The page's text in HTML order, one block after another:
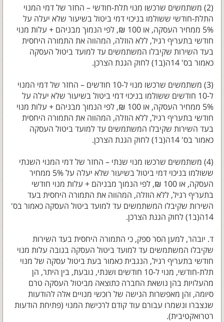
(2) משתמשים שרכשו מנוי תלת-חודשי – החזר של דמי המנוי
התלת-חודשי ששולמו בניכוי דמי ביטול בשיעור שלא יעלה על
5% ממחיר העסקה, או 100 ₪, לפי הנמוך מבניהם + עלות מנוי
חודשי בתעריף רגיל, ללא הוזלה, המהווה את התמורה היחסית
בעד השירות שקיבלו המשתמשים עד למועד ביטול העסקה
כאמור בס' 14ה(ב1) לחוק הגנת הצרכן.
(3) משתמשים שרכשו מנוי ל-10 חודשים – החזר של דמי המנוי
ל-10 חודשים ששולמו בניכוי דמי ביטול בשיעור שלא יעלה על
5% ממחיר העסקה, או 100 ₪, לפי הנמוך מבניהם + עלות מנוי
חודשי בתעריף רגיל, ללא הוזלה, המהווה את התמורה היחסית
בעד השירות שקיבלו המשתמשים עד למועד ביטול העסקה
כאמור בס' 14ה(ב1) לחוק הגנת הצרכן.
(4) משתמשים שרכשו מנוי שנתי – החזר של דמי המנוי השנתי
ששולמו בניכוי דמי ביטול בשיעור שלא יעלה על 5% ממחיר
העסקה, או 100 ₪, לפי הנמוך מבניהם + עלות מנוי חודשי
בתעריף רגיל, ללא הוזלה, המהווה את התמורה היחסית בעד
השירות שקיבלו המשתמשים עד למועד ביטול העסקה כאמור בס'
14ה(ב1) לחוק הגנת הצרכן.
ד. יובהר, למען הסר ספק, כי התמורה היחסית בעד השירות
שקיבלו המשתמשים עד למועד ביטול העסקה בגובה עלות מנוי
חודשי בתעריף רגיל, הנגבית כאמור בעת ביטול עסקה של מנוי
תלת-חודשי, מנוי ל-10 חודשים ושנתי, נובעת, בין היתר, הן
מהעלויות בהן נושאת החברה כתוצאה מביטול העסקה טרם
סיומה, והן מאפשרות הגישה של רוכשי מנויים אלה להודעות
שנצברו ונשמרו עבורם עוד קודם לרכישת המנוי (פתיחת הודעות
רטרואקטיבית).